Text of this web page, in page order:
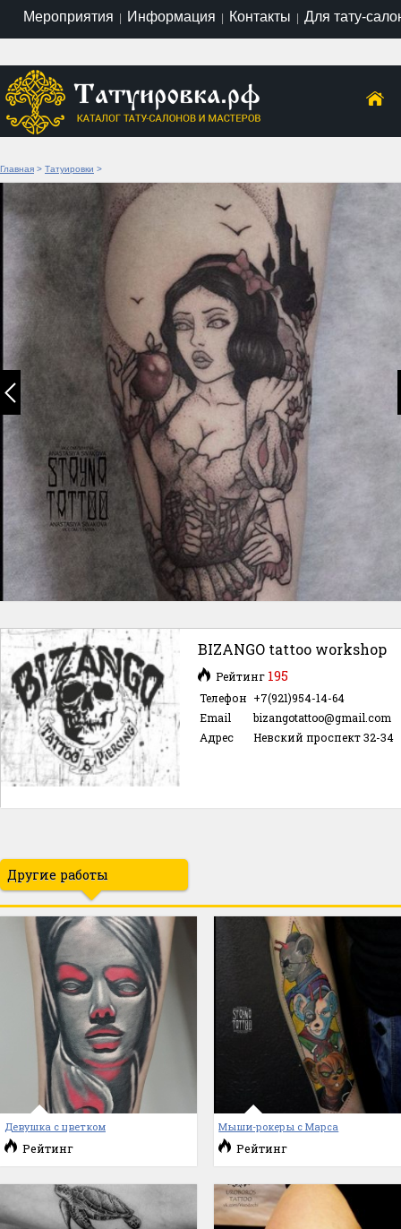
Мероприятия | Информация | Контакты | Для тату-
Главная > Татуировки >
BIZANGO tattoo workshop
Рейтинг 195
Телефон +7(921)954-14-64
Email
bizangotattoo@gmail.com
Адрес
Невский проспект 32-34
Другие работы
Девушка с цветком
Рейтинг
Мыши-рокеры с Марса
Рейтинг